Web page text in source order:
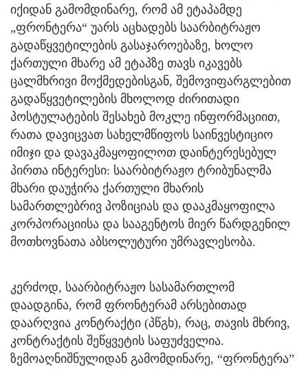
იქიდან გამომდინარე, რომ ამ ეტაპამდე
„ფრონტერა“ უარს აცხადებს საარბიტრაჟო
გადაწყვეტილების გასაჯაროებაზე, ხოლო
ქართული მხარე ამ ეტაპზე თავს იკავებს
ცალმხრივი მოქმედებისგან, შემოვიფარგლებით
გადაწყვეტილების მხოლოდ ძირითადი
პოსტულატების შესახებ მოკლე ინფორმაციით,
რათა დავიცვათ სახელმწიფოს საინვესტიციო
იმიჯი და დავაკმაყოფილოთ დაინტერესებულ
პირთა ინტერესი: საარბიტრაჟო ტრიბუნალმა
მხარი დაუჭირა ქართული მხარის
სამართლებრივ პოზიციას და დააკმაყოფილა
კორპორაციისა და სააგენტოს მიერ წარდგენილ
მოთხოვნათა აბსოლუტური უმრავლესობა.
კერძოდ, საარბიტრაჟო სასამართლომ
დაადგინა, რომ ფრონტერამ არსებითად
დაარღვია კონტრაქტი (პწგხ), რაც, თავის მხრივ,
კონტრაქტის შეწყვეტის საფუძველია.
ზემოაღნიშნულიდან გამომდინარე, “ფრონტერა”